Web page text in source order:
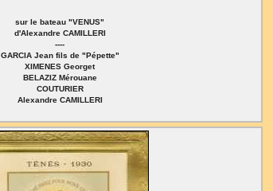
sur le bateau "VENUS"
d'Alexandre CAMILLERI
----
GARCIA Jean fils de "Pépette"
XIMENES Georget
BELAZIZ Mérouane
COUTURIER
Alexandre CAMILLERI